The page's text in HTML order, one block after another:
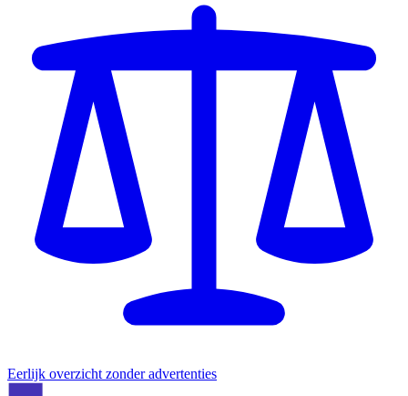
Eerlijk overzicht zonder advertenties